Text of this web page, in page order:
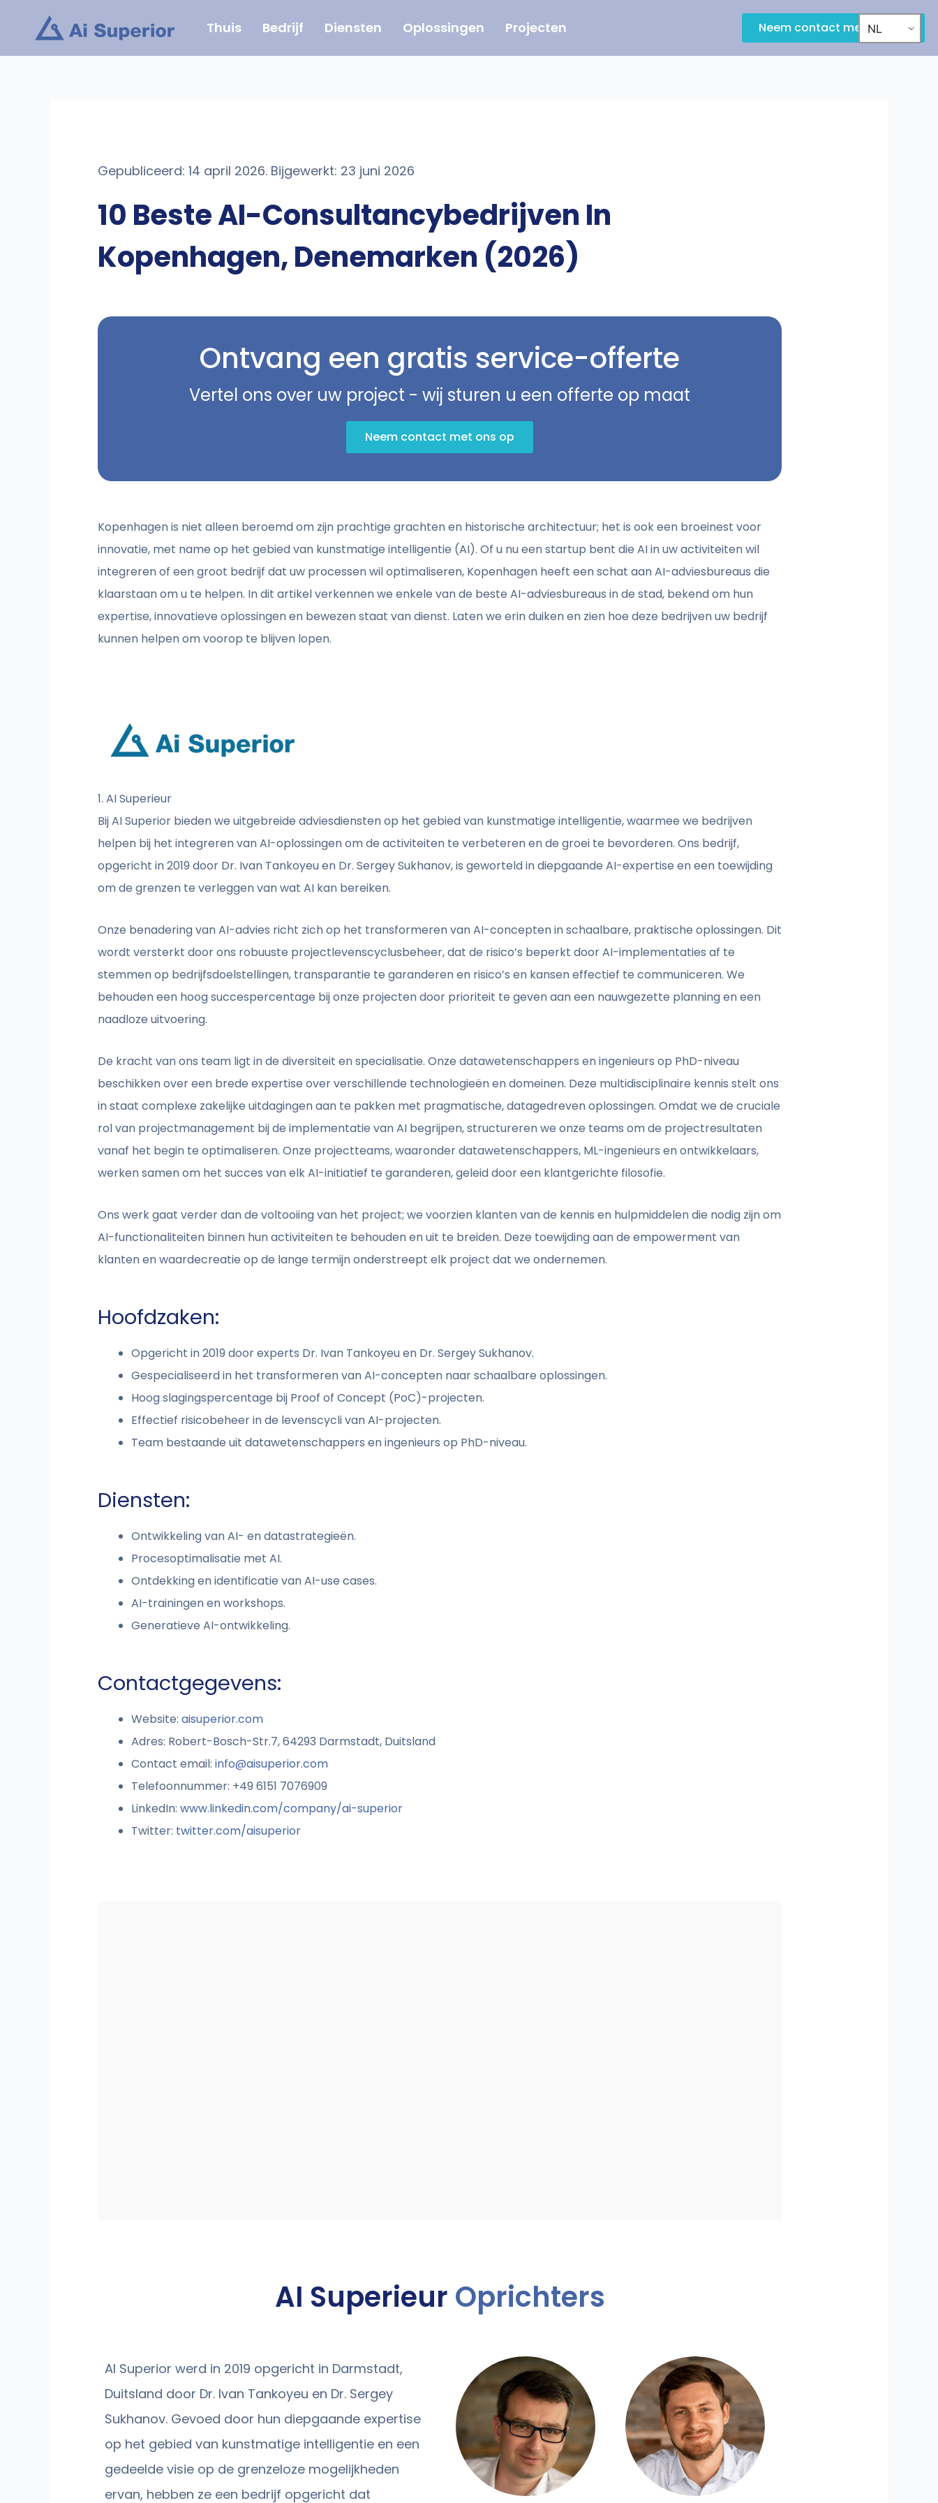
Thuis Bedrijf Diensten Oplossingen Projecten Neem contact met ons op
NL
Gepubliceerd: 14 april 2026. Bijgewerkt: 23 juni 2026
10 Beste AI-Consultancybedrijven In
Kopenhagen, Denemarken (2026)
Ontvang een gratis service-offerte
Vertel ons over uw project - wij sturen u een offerte op maat
Neem contact met ons op
Kopenhagen is niet alleen beroemd om zijn prachtige grachten en historische architectuur; het is ook een broeinest voor
innovatie, met name op het gebied van kunstmatige intelligentie (AI). Of u nu een startup bent die AI in uw activiteiten wil
integreren of een groot bedrijf dat uw processen wil optimaliseren, Kopenhagen heeft een schat aan AI-adviesbureaus die
klaarstaan om u te helpen. In dit artikel verkennen we enkele van de beste AI-adviesbureaus in de stad, bekend om hun
expertise, innovatieve oplossingen en bewezen staat van dienst. Laten we erin duiken en zien hoe deze bedrijven uw bedrijf
kunnen helpen om voorop te blijven lopen.
1. AI Superieur
Bij AI Superior bieden we uitgebreide adviesdiensten op het gebied van kunstmatige intelligentie, waarmee we bedrijven
helpen bij het integreren van AI-oplossingen om de activiteiten te verbeteren en de groei te bevorderen. Ons bedrijf,
opgericht in 2019 door Dr. Ivan Tankoyeu en Dr. Sergey Sukhanov, is geworteld in diepgaande AI-expertise en een toewijding
om de grenzen te verleggen van wat AI kan bereiken.
Onze benadering van AI-advies richt zich op het transformeren van AI-concepten in schaalbare, praktische oplossingen. Dit
wordt versterkt door ons robuuste projectlevenscyclusbeheer, dat de risico’s beperkt door AI-implementaties af te
stemmen op bedrijfsdoelstellingen, transparantie te garanderen en risico’s en kansen effectief te communiceren. We
behouden een hoog succespercentage bij onze projecten door prioriteit te geven aan een nauwgezette planning en een
naadloze uitvoering.
De kracht van ons team ligt in de diversiteit en specialisatie. Onze datawetenschappers en ingenieurs op PhD-niveau
beschikken over een brede expertise over verschillende technologieën en domeinen. Deze multidisciplinaire kennis stelt ons
in staat complexe zakelijke uitdagingen aan te pakken met pragmatische, datagedreven oplossingen. Omdat we de cruciale
rol van projectmanagement bij de implementatie van AI begrijpen, structureren we onze teams om de projectresultaten
vanaf het begin te optimaliseren. Onze projectteams, waaronder datawetenschappers, ML-ingenieurs en ontwikkelaars,
werken samen om het succes van elk AI-initiatief te garanderen, geleid door een klantgerichte filosofie.
Ons werk gaat verder dan de voltooiing van het project; we voorzien klanten van de kennis en hulpmiddelen die nodig zijn om
AI-functionaliteiten binnen hun activiteiten te behouden en uit te breiden. Deze toewijding aan de empowerment van
klanten en waardecreatie op de lange termijn onderstreept elk project dat we ondernemen.
Hoofdzaken:
Opgericht in 2019 door experts Dr. Ivan Tankoyeu en Dr. Sergey Sukhanov.
Gespecialiseerd in het transformeren van AI-concepten naar schaalbare oplossingen.
Hoog slagingspercentage bij Proof of Concept (PoC)-projecten.
Effectief risicobeheer in de levenscycli van AI-projecten.
Team bestaande uit datawetenschappers en ingenieurs op PhD-niveau.
Diensten:
Ontwikkeling van AI- en datastrategieën.
Procesoptimalisatie met AI.
Ontdekking en identificatie van AI-use cases.
AI-trainingen en workshops.
Generatieve AI-ontwikkeling.
Contactgegevens:
Website: aisuperior.com
Adres: Robert-Bosch-Str.7, 64293 Darmstadt, Duitsland
Contact email: info@aisuperior.com
Telefoonnummer: +49 6151 7076909
LinkedIn: www.linkedin.com/company/ai-superior
Twitter: twitter.com/aisuperior
AI Superieur Oprichters
AI Superior werd in 2019 opgericht in Darmstadt,
Duitsland door Dr. Ivan Tankoyeu en Dr. Sergey
Sukhanov. Gevoed door hun diepgaande expertise
op het gebied van kunstmatige intelligentie en een
gedeelde visie op de grenzeloze mogelijkheden
ervan, hebben ze een bedrijf opgericht dat